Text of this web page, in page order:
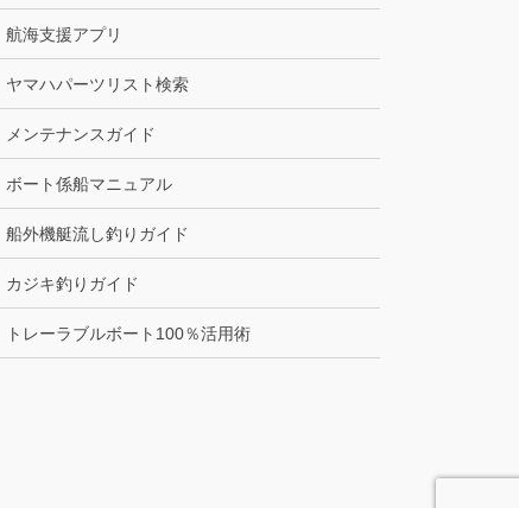
航海支援アプリ
ヤマハパーツリスト検索
メンテナンスガイド
ボート係船マニュアル
船外機艇流し釣りガイド
カジキ釣りガイド
トレーラブルボート100％活用術